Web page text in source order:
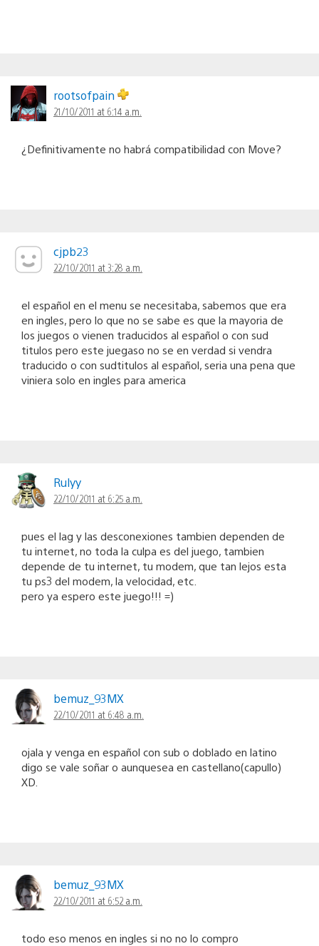
rootsofpain
21/10/2011 at 6:14 a.m.
¿Definitivamente no habrá compatibilidad con Move?
cjpb23
22/10/2011 at 3:28 a.m.
el español en el menu se necesitaba, sabemos que era
en ingles, pero lo que no se sabe es que la mayoria de
los juegos o vienen traducidos al español o con sud
titulos pero este juegaso no se en verdad si vendra
traducido o con sudtitulos al español, seria una pena que
viniera solo en ingles para america
Rulyy
22/10/2011 at 6:25 a.m.
pues el lag y las desconexiones tambien dependen de
tu internet, no toda la culpa es del juego, tambien
depende de tu internet, tu modem, que tan lejos esta
tu ps3 del modem, la velocidad, etc.
pero ya espero este juego!!! =)
bemuz_93MX
22/10/2011 at 6:48 a.m.
ojala y venga en español con sub o doblado en latino
digo se vale soñar o aunquesea en castellano(capullo)
XD.
bemuz_93MX
22/10/2011 at 6:52 a.m.
todo eso menos en ingles si no no lo compro